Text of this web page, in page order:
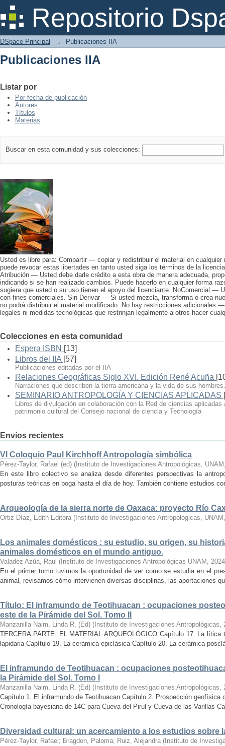
Repositorio
Publicaciones IIA
DSpace Principal → Publicaciones IIA
Publicaciones IIA
Listar por
Por fecha de publicación
Autores
Títulos
Materias
Buscar en esta comunidad y sus colecciones:
Usted es libre para: Compartir — copiar y redistribuir el material en
puede revocar estas libertades en tanto usted siga los términos de la
Atribución — Usted debe darle crédito a esta obra de manera adecuada,
indicando si se han realizado cambios. Puede hacerlo en cualquier forma
sugiera que usted o su uso tienen el apoyo del licenciante. NoComercial —
con fines comerciales. Sin Derivar — Si usted mezcla, transforma o crea
no podrá distribuir el material modificado. No hay restricciones adicionales
legales ni medidas tecnológicas que restrinjan legalmente a otros hacer
Colecciones en esta comunidad
Espera ISBN [13]
Libros del IIA [57]
Publicaciones editadas por el IIA
Relaciones Geográficas Siglo XVI. Edición René Acuña
Narraciones que describen la tierra americana y la vida de sus hombres.
SEMINARIO ANTROPOLOGÍA Y CIENCIAS APLICADAS
Libros de divulgación en colaboración con la Red de ciencias
patrimonio cultural del Consejo nacional de ciencia y Tecnología
Envíos recientes
VI Coloquio Paul Kirchhoff Antropología simbólica
Pérez-Taylor, Rafael (ed) ( Instituto de Investigaciones Antropológicas, UNAM
En este libro colectivo se analiza desde diferentes perspectivas la
posturas teóricas en boga hasta el día de hoy. También contiene estudios
Arqueología de la sierra norte de Oaxaca: proyecto Río
Ortiz Díaz, Edith Editora ( Instituto de Investigaciones Antropológicas, UNAM
Los animales domésticos : su estudio, su origen, su
animales domésticos en el mundo antiguo.
Valadez Azúa, Raul ( Instituto de Investigaciones Antropológicas UNAM , 2024
En el primer tomo tuvimos la oportunidad de ver como se estudia en el
animal, revisamos cómo intervienen diversas disciplinas, las aportaciones
Título: El inframundo de Teotihuacan : ocupaciones
este de la Pirámide del Sol. Tomo II
Manzanilla Naim, Linda R. (Ed) ( Instituto de Investigaciones Antropológicas,
TERCERA PARTE. EL MATERIAL ARQUEOLÓGICO Capítulo 17. La
lapidaria Capítulo 19. La cerámica epiclásica Capítulo 20. La cerámica
El inframundo de Teotihuacan : ocupaciones
la Pirámide del Sol. Tomo I
Manzanilla Naim, Linda R. (Ed) ( Instituto de Investigaciones Antropológicas,
Capítulo 1. El inframundo de Teotihuacan Capítulo 2. Prospección geofísica
Cronología bayesiana de 14C para Cueva del Pirul y Cueva de las Varillas
Diversidad cultural: un acercamiento a los estudios sobre
Pérez-Taylor, Rafael ; Bragdon, Paloma; Ruiz, Alejandra ( Instituto de